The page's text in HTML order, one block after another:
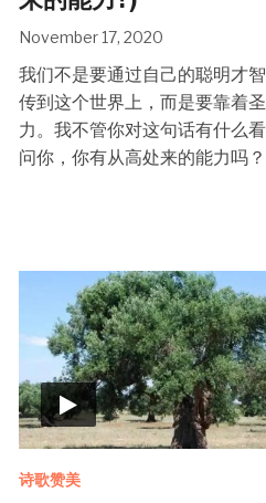
November 17, 2020
我们不是要通过自己的聪明才
传到这个世界上，而是要靠着
力。我不管你对这句话有什么
问你，你有从高处来的能力吗？
诗歌赞美